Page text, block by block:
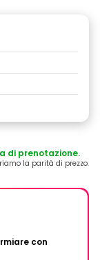
di prenotazione.
la parità di prezzo.
con